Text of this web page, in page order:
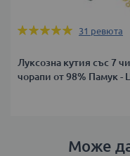
Оценка:
31 ревюта
Луксозна кутия със 7
чорапи от 98% Памук -
Може